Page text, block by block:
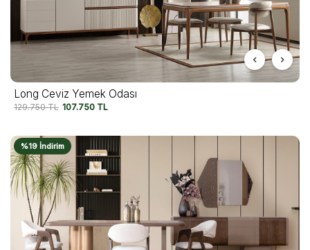
Long Ceviz Yemek Odası
129.750TL 107.750 TL
%19 İndirim